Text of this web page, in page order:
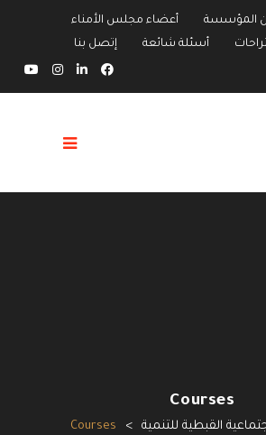
المؤسسة
أعضاء مجلس الأمناء
أسئلة شائعة إتصل بنا
Courses
القبطية للتنمية >
Courses